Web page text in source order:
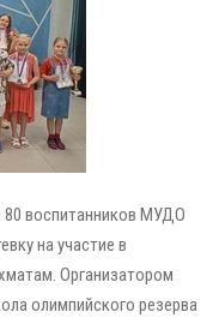
80 воспитанников МУДО
на участие в
Организатором
олимпийского резерва